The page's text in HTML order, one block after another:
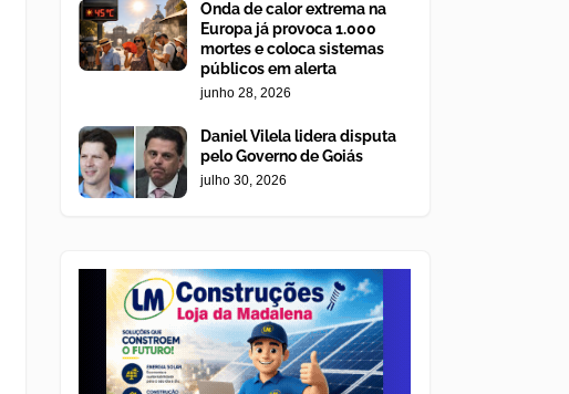
Onda de calor extrema na
Europa já provoca 1.000
mortes e coloca sistemas
públicos em alerta
junho 28, 2026
Daniel Vilela lidera disputa
pelo Governo de Goiás
julho 30, 2026